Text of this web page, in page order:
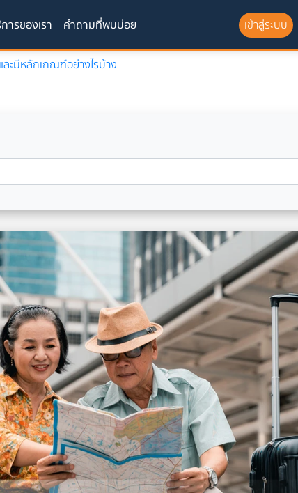
ารของเรา คำถามที่พบบ่อย เข้าสู่ระบบ
ะมีหลักเกณฑ์อย่างไรบ้าง